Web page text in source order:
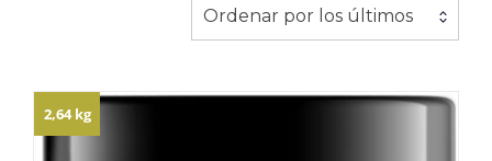
últimos
Ordenar por los últimos
2,64 kg